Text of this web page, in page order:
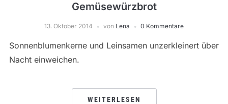
Gemüsewürzbrot
13. Oktober 2014 von Lena 0 Kommentare
Sonnenblumenkerne und Leinsamen unzerkleinert über
Nacht einweichen.
WEITERLESEN